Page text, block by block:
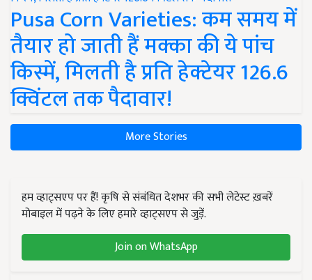
Pusa Corn Varieties: कम समय में
तैयार हो जाती हैं मक्का की ये पांच
किस्में, मिलती है प्रति हेक्टेयर 126.6
क्विंटल तक पैदावार!
More Stories
हम व्हाट्सएप पर हैं! कृषि से संबंधित देशभर की सभी लेटेस्ट ख़बरें
मोबाइल में पढ़ने के लिए हमारे व्हाट्सएप से जुड़ें.
Join on WhatsApp